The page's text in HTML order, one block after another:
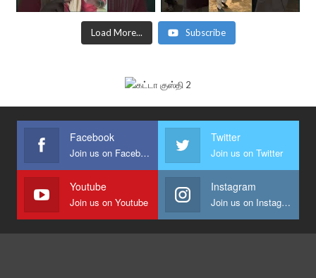
Load More... Subscribe
Facebook
Join us on Facebook
Twitter
Join us on Twitter
Youtube
Join us on Youtube
Instagram
Join us on Instagram